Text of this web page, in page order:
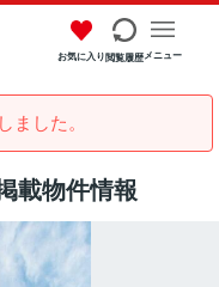
お気に入り閲覧履歴メニュー
ました。
載物件情報